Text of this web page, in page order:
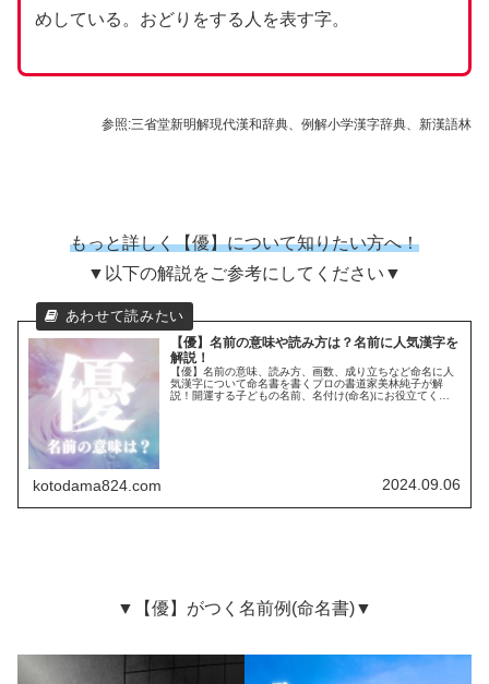
めしている。おどりをする人を表す字。
参照:三省堂新明解現代漢和辞典、例解小学漢字辞典、新漢語林
もっと詳しく【優】について知りたい方へ！
▼以下の解説をご参考にしてください▼
【優】名前の意味や読み方は？名前に人気漢字を
解説！
【優】名前の意味、読み方、画数、成り立ちなど命名に人
気漢字について命名書を書くプロの書道家美林純子が解
説！開運する子どもの名前、名付け(命名)にお役立てくだ
kotodama824.com 2024.09.06
▼【優】がつく名前例(命名書)▼